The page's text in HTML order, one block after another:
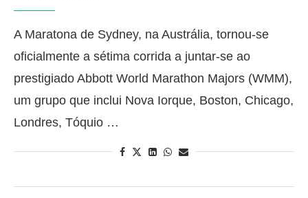
A Maratona de Sydney, na Austrália, tornou-se
oficialmente a sétima corrida a juntar-se ao
prestigiado Abbott World Marathon Majors (WMM),
um grupo que inclui Nova Iorque, Boston, Chicago,
Londres, Tóquio …